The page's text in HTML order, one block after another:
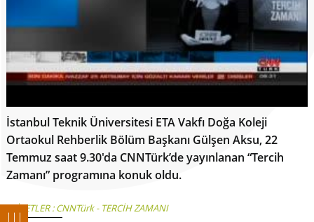
İstanbul Teknik Üniversitesi ETA Vakfı Doğa Koleji
Ortaokul Rehberlik Bölüm Başkanı Gülşen Aksu, 22
Temmuz saat 9.30'da CNNTürk’de yayınlanan “Tercih
Zamanı” programına konuk oldu.
ETİKETLER :CNNTürk - TERCİH ZAMANI